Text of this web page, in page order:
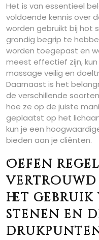
Het is van essentieel
voldoende kennis over
worden gebruikt bij hot
grondig begrip te
worden toegepast en
meest effectief zijn,
massage veilig en
Daarnaast is het
de verschillende
hoe ze op de juiste
geplaatst op het
kun je een
bieden aan je cliënten.
Oefen
vertrouwd
het gebruik
stenen en